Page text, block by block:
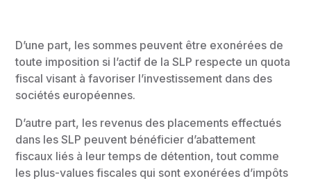
D’une part, les sommes peuvent être exonérées de
toute imposition si l’actif de la SLP respecte un quota
fiscal visant à favoriser l’investissement dans des
sociétés européennes.
D’autre part, les revenus des placements effectués
dans les SLP peuvent bénéficier d’abattement
fiscaux liés à leur temps de détention, tout comme
les plus-values fiscales qui sont exonérées d’impôts